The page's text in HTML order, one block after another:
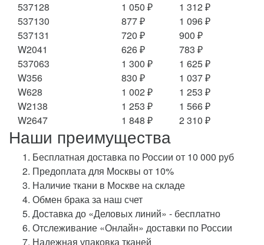
537128
1 050 ₽
1 312 ₽
537130
877 ₽
1 096 ₽
537131
720 ₽
900 ₽
W2041
626 ₽
783 ₽
537063
1 300 ₽
1 625 ₽
W356
830 ₽
1 037 ₽
W628
1 002 ₽
1 253 ₽
W2138
1 253 ₽
1 566 ₽
W2647
1 848 ₽ 2 310 ₽
Наши преимущества
Бесплатная доставка по России от 10 000 руб
Предоплата для Москвы от 10%
Наличие ткани в Москве на складе
Обмен брака за наш счет
Доставка до «Деловых линий» - бесплатно
Отслеживание «Онлайн» доставки по России
Надежная упаковка тканей